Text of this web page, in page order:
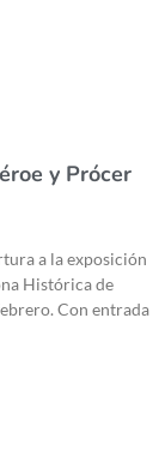
y Prócer
a la exposición
Histórica de
Con entrada